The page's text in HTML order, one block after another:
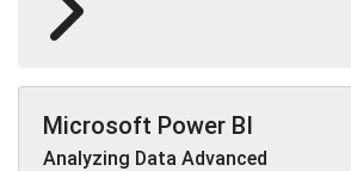
Microsoft Power BI
Analyzing Data Advanced